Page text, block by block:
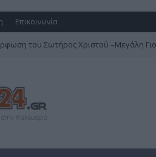
Επικοινωνία
του Σωτήρος Χριστού –Μεγάλη